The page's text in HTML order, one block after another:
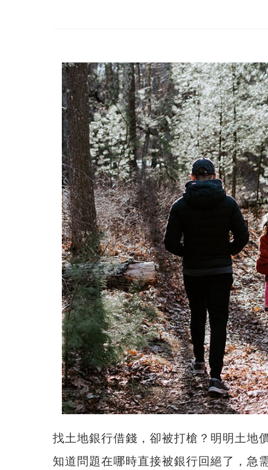
找土地銀行借錢 ，卻被打槍？明明土地
知道問題在哪時直接被銀行回絕了，急